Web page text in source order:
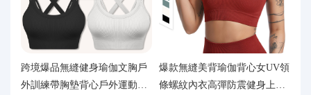
物流資訊
代購問答
跨境爆品無縫健身瑜伽文胸戶
外訓練帶胸墊背心戶外運動瑜
爆款無縫美背瑜伽背心女UV領
條螺紋內衣高彈防震健身上裝